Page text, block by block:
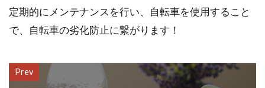
定期的にメンテナンスを行い、自転車を使用すること
で、自転車の劣化防止に繋がります！
Prev